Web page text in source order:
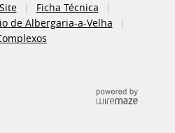
Ficha Técnica
de Albergaria-a-Velha